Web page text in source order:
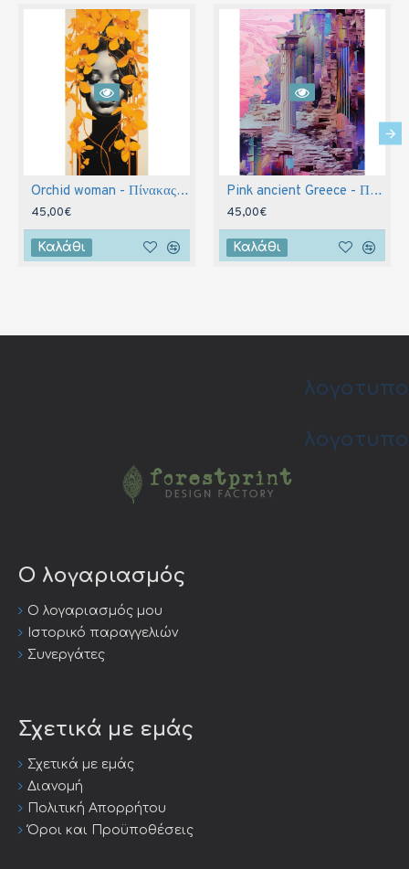
Orchid woman - Πίνακας σε καμβά
45,00€
Καλάθι
Pink ancient Greece - Πίνακας σε καμβά
45,00€
Καλάθι
λογοτυπο
λογοτυπο
Ο λογαριασμός
Ο λογαριασμός μου
Ιστορικό παραγγελιών
Συνεργάτες
Σχετικά με εμάς
Σχετικά με εμάς
Διανομή
Πολιτική Απορρήτου
Όροι και Προϋποθέσεις